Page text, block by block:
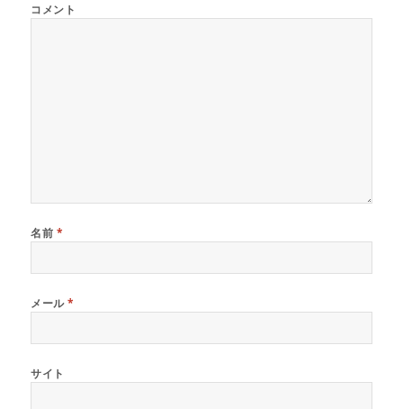
コメント
名前 *
メール*
サイト